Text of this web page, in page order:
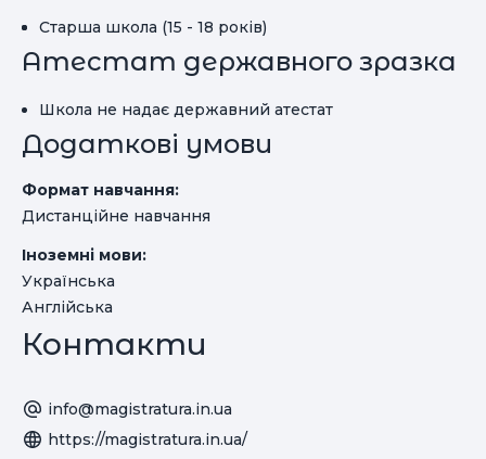
Старша школа (15 - 18 років)
Атестат державного зразка
Школа не надає державний атестат
Додаткові умови
Формат навчання:
Дистанційне навчання
Іноземні мови:
Українська
Англійська
Контакти
info@magistratura.in.ua
https://magistratura.in.ua/